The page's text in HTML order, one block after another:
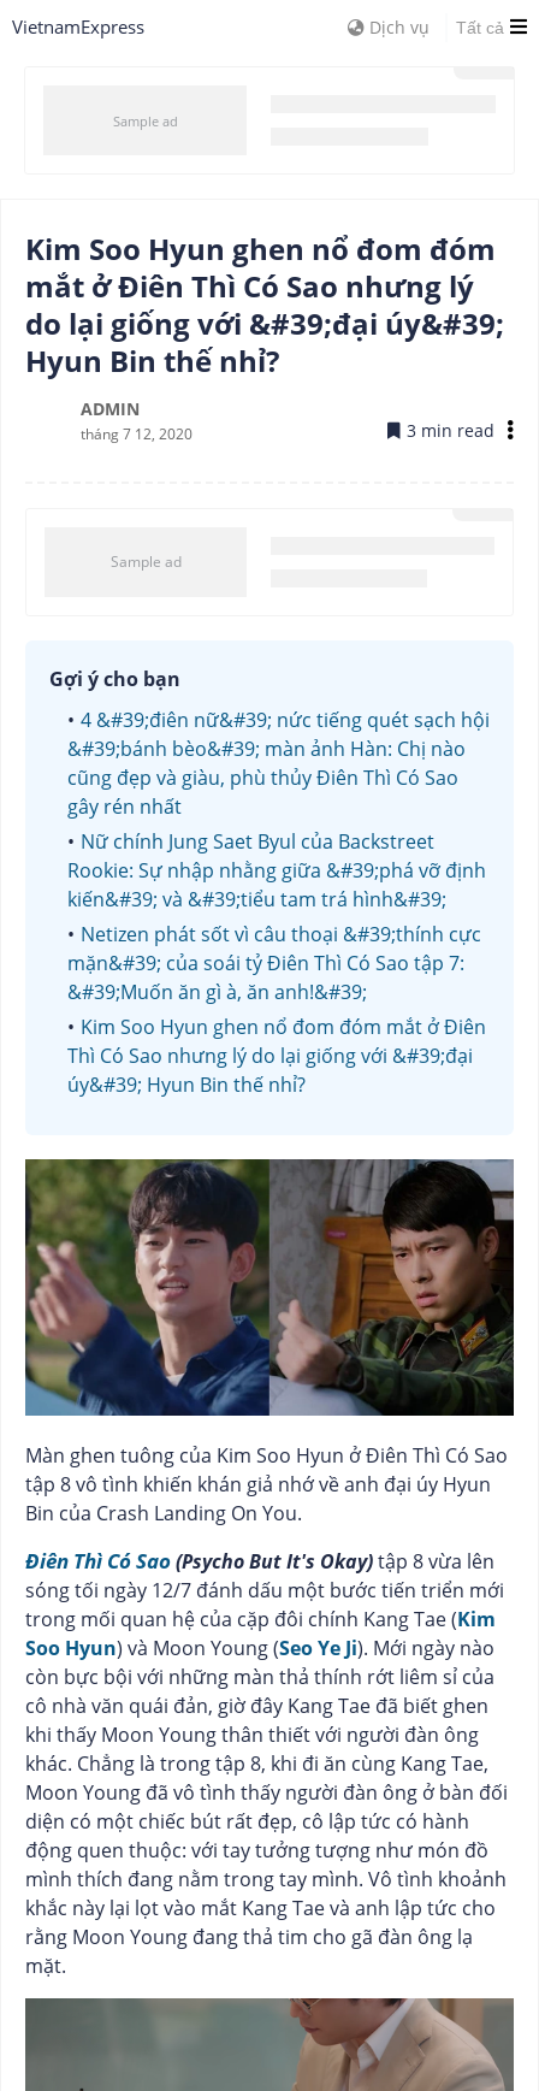
VietnamExpress Dịch vụ Tất cả
Kim Soo Hyun ghen nổ đom đóm
mắt ở Điên Thì Có Sao nhưng lý
do lại giống với &#39;đại úy&#39;
Hyun Bin thế nhỉ?
ADMIN
tháng 7 12, 2020 3 min read
Gợi ý cho bạn
4 &#39;điên nữ&#39; nức tiếng quét sạch hội
&#39;bánh bèo&#39; màn ảnh Hàn: Chị nào
cũng đẹp và giàu, phù thủy Điên Thì Có Sao
gây rén nhất
Nữ chính Jung Saet Byul của Backstreet
Rookie: Sự nhập nhằng giữa &#39;phá vỡ định
kiến&#39; và &#39;tiểu tam trá hình&#39;
Netizen phát sốt vì câu thoại &#39;thính cực
mặn&#39; của soái tỷ Điên Thì Có Sao tập 7:
&#39;Muốn ăn gì à, ăn anh!&#39;
Kim Soo Hyun ghen nổ đom đóm mắt ở Điên
Thì Có Sao nhưng lý do lại giống với &#39;đại
úy&#39; Hyun Bin thế nhỉ?
Màn ghen tuông của Kim Soo Hyun ở Điên Thì Có Sao
tập 8 vô tình khiến khán giả nhớ về anh đại úy Hyun
Bin của Crash Landing On You.
Điên Thì Có Sao(Psycho But It's Okay)tập 8 vừa lên
sóng tối ngày 12/7 đánh dấu một bước tiến triển mới
trong mối quan hệ của cặp đôi chính Kang Tae (Kim
Soo Hyun) và Moon Young (Seo Ye Ji). Mới ngày nào
còn bực bội với những màn thả thính rớt liêm sỉ của
cô nhà văn quái đản, giờ đây Kang Tae đã biết ghen
khi thấy Moon Young thân thiết với người đàn ông
khác. Chẳng là trong tập 8, khi đi ăn cùng Kang Tae,
Moon Young đã vô tình thấy người đàn ông ở bàn đối
diện có một chiếc bút rất đẹp, cô lập tức có hành
động quen thuộc: với tay tưởng tượng như món đồ
mình thích đang nằm trong tay mình. Vô tình khoảnh
khắc này lại lọt vào mắt Kang Tae và anh lập tức cho
rằng Moon Young đang thả tim cho gã đàn ông lạ
mặt.